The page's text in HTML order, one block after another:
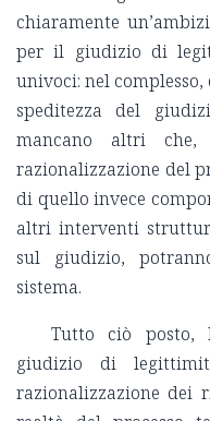
chiaramente
per il giudizio di
univoci: nel
speditezza del
mancano altri
razionalizzazione del
di quello invece
altri interventi
sul giudizio,
sistema.
Tutto ciò posto,
giudizio di
razionalizzazione dei